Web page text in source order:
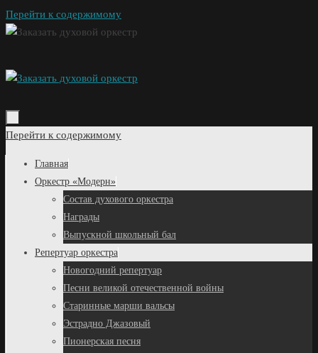
Перейти к содержимому
Перейти к содержимому
Главная
Оркестр «Модерн»
Состав духового оркестра
Награды
Выпускной школьный бал
Репертуар оркестра
Новогодний репертуар
Песни великой отечественной войны
Старинные марши вальсы
Эстрадно Джазовый
Пионерская песня